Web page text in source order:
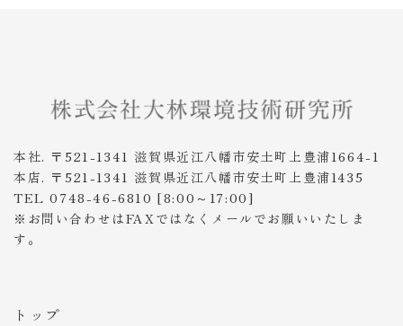
本社. 〒521-1341 滋賀県近江八幡市安土町上豊浦1664-1
本店. 〒521-1341 滋賀県近江八幡市安土町上豊浦1435
TEL 0748-46-6810 [8:00～17:00]
※お問い合わせはFAXではなくメールでお願いいたしま
す。
トップ